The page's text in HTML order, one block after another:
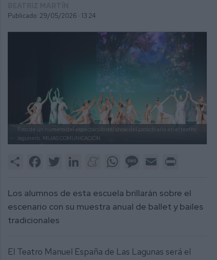
Publicado: 29/05/2026 · 13:24
Foto de un número del espectáculo del show del pasado año en el teatro
lagunero. MIJAS COMUNICACIÓN
Share FacebookTwitter LinkedInMeneameWhatsAppMessage
Email
Los alumnos de esta escuela brillarán sobre el
escenario con su muestra anual de ballet y bailes
tradicionales
El Teatro Manuel España de Las Lagunas será el